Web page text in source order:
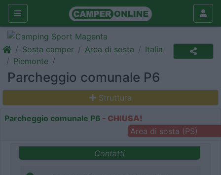
Sosta camper Area di sosta
Italia
Piemonte
Parcheggio comunale P6
Struttura
Parcheggio comunale P6 - CHIUSA!
Area di sosta (PS)
Contatti